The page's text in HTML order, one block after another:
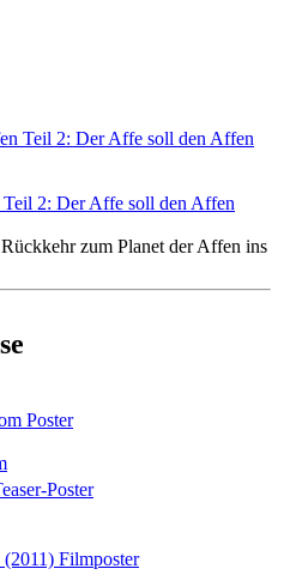
2: Der Affe soll den Affen
zum Planet der Affen ins